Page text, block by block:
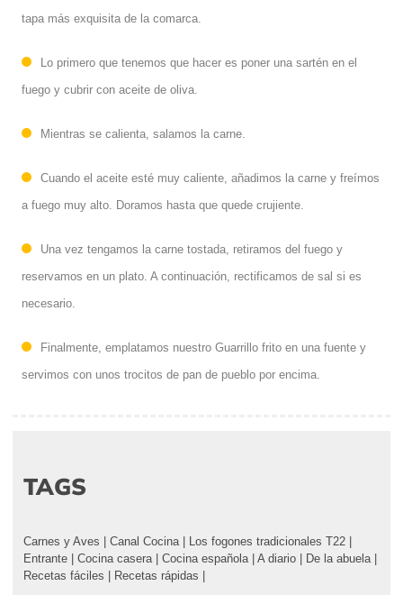
tapa más exquisita de la comarca.
Lo primero que tenemos que hacer es poner una sartén en el
fuego y cubrir con aceite de oliva.
Mientras se calienta, salamos la carne.
Cuando el aceite esté muy caliente, añadimos la carne y freímos
a fuego muy alto. Doramos hasta que quede crujiente.
Una vez tengamos la carne tostada, retiramos del fuego y
reservamos en un plato. A continuación, rectificamos de sal si es
necesario.
Finalmente, emplatamos nuestro Guarrillo frito en una fuente y
servimos con unos trocitos de pan de pueblo por encima.
TAGS
Carnes y Aves Canal Cocina| Los fogones tradicionales T22
Entrante
Cocina casera| Cocina española| A diario De la abuela|
Recetas fáciles
Recetas rápidas